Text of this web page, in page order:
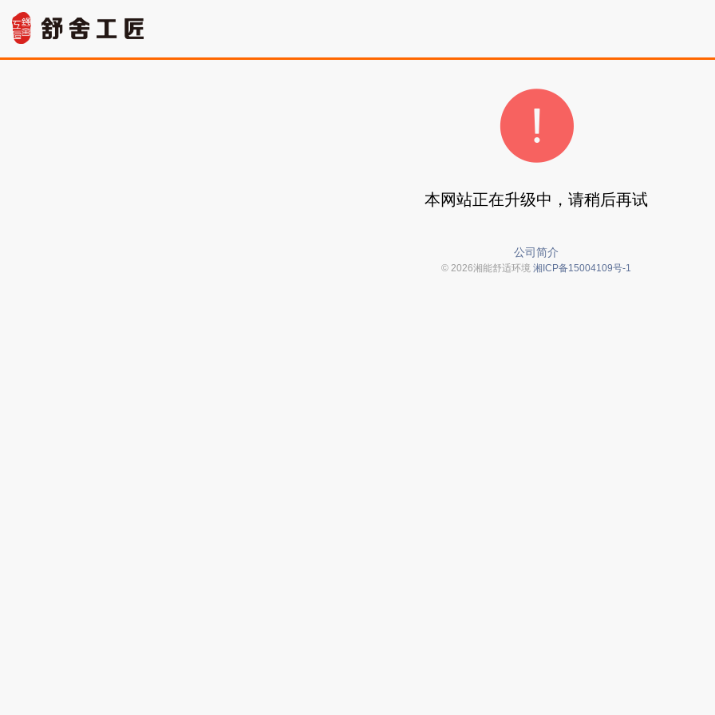
本网站正在升级中，请稍后再试
公司简介
© 2026湘能舒适环境 湘ICP备15004109号-1